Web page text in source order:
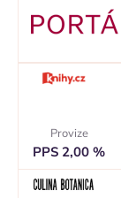
Provize
PPS 2,00 %